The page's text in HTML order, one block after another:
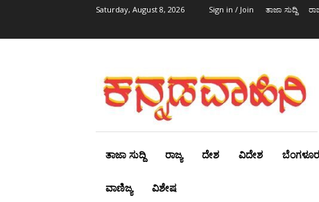
Saturday, August 8, 2026 Sign in / Join ತಾಜಾ ಸುದ್ದಿ
ತಾಜಾ ಸುದ್ದಿ ರಾಜ್ಯ ದೇಶ ವಿದೇಶ
ವಾಣಿಜ್ಯ ವಿಶೇಷ